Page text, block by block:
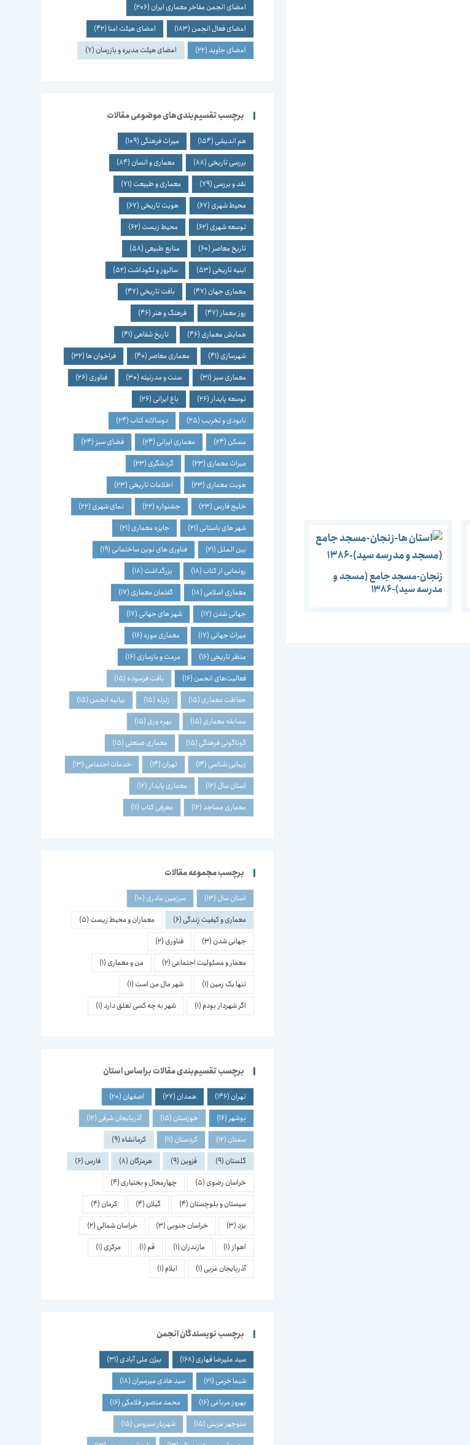
زنجان-مسجد جامع (مسجد و
مدرسه سید)-1386
اعضای انجمن مفاخر معماری ایران (206)
اعضای فعال انجمن (183) اعضای هیئت امنا(42)
اعضای جاوید(22) اعضای هیئت مدیره و بازرسان (7)
برچسب تقسیم‌بندی‌های موضوعی مقالات
هم اندیشی (154) میراث فرهنگی (109)
بررسی تاریخی (88) معماری و انسان (84)
نقد و بررسی (79) معماری و طبیعت (71)
محیط شهری (67) هویت تاریخی (67)
توسعه شهری (62) محیط زیست (62)
تاریخ معاصر (60) منابع طبیعی (58)
ابنیه تاریخی (53) سالروز و نکوداشت (52)
معماری جهان (47) بافت تاریخی (47)
روز معمار (47) فرهنگ و هنر (46)
همایش معماری (46) تاریخ شفاهی (41)
شهرسازی (41) معماری معاصر (40) فراخوان ها(32)
معماری سبز (31) سنت و مدرنیته (30) فناوری (26)
توسعه پایدار (26) باغ ایرانی (26)
نابودی و تخریب (25) دوسالانه کتاب (24)
مسکن (24) معماری ایرانی (24) فضای سبز (24)
میراث معماری (23) گردشگری (23)
هویت معماری (23) اطلاعات تاریخی (23)
خلیج فارس (23) جشنواره (22) نمای شهری (22)
شهر های باستانی (21) جایزه معماری (21)
بین الملل (21) فناوری های نوین ساختمانی (19)
رونمایی از کتاب (18) بزرگداشت (18)
معماری اسلامی (18) گفتمان معماری (17)
جهانی شدن (17) شهر های جهانی (17)
میراث جهانی (17) معماری موزه (16)
منظر تاریخی (16) مرمت و بازسازی (16)
فعالیت‌های انجمن (16) بافت فرسوده (15)
حفاظت معماری (15) زلزله (15) بیانیه انجمن (15)
مسابقه معماری (15) بهره وری (15)
گوناگونی فرهنگی (15) معماری صنعتی (15)
زیبایی شناسی (14) تهران (14) خدمات اجتماعی (13)
استان سال (12) معماری پایدار (12)
معماری مساجد(12) معرفی کتاب (11)
برچسب مجموعه مقالات
استان سال (13) سرزمین مادری (10)
معماری و کیفیت زندگی (6) معماران و محیط زیست (5)
جهانی شدن (3) فناوری (2)
معمار و مسئولیت اجتماعی (2) من و معماری (1)
تنها یک زمین (1) شهر مال من است (1)
اگر شهردار بودم (1) شهر به چه کسی تعلق دارد(1)
برچسب تقسیم‌بندی مقالات براساس استان
تهران (146) همدان (27) اصفهان (20)
بوشهر (16) خوزستان (15) آذربایجان شرقی (12)
سمنان (12) کردستان (11) کرمانشاه (9)
گلستان (9) قزوین (9) هرمزگان (8) فارس (6)
خراسان رضوی (5) چهارمحال و بختیاری (4)
سیستان و بلوچستان (4) گیلان (4) کرمان (4)
یزد(3) خراسان جنوبی (3) خراسان شمالی (2)
اهواز (1) مازندران (1) قم (1) مرکزی (1)
آذربایجان غربی (1) ایلام (1)
برچسب نویسندگان انجمن
سید علیرضا قهاری (168) بیژن علی آبادی (31)
شیما خرمی (21) سید هادی میرمیران (18)
بهروز مرباغی (16) محمد منصور فلامکی (16)
منوچهر مزینی (15) شهریار سیروس (15)